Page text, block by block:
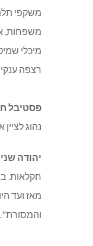
משקפי
משפחות,
מיכלי
רצפה
פסטיבל
נהוג
יהודה
מאז ועד
והמסורת".